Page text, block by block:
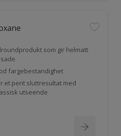
som gir helmatt
fargebestandighet
et pent sluttresultat med
utseende